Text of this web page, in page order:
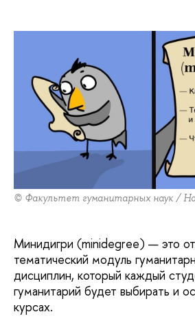
© Факультет гуманитарных наук /
Минидигри (minidegree) — это
тематический модуль
дисциплин, который каждый
гуманитарий будет выбирать и
курсах.